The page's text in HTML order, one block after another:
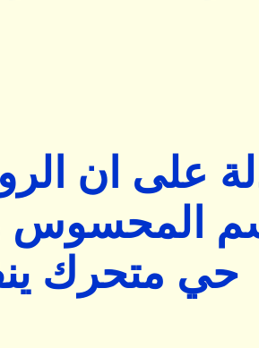
على ان
حي متحرك